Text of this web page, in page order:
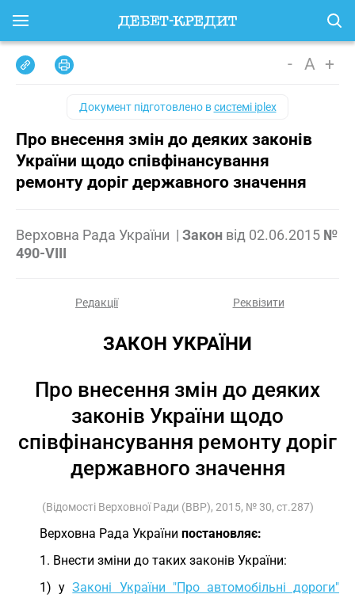
- A +
Документ підготовлено всистемі iplex
Про внесення змін до деяких законів
України щодо співфінансування
ремонту доріг державного значення
Верховна Рада України | Закон від 02.06.2015 №
490-VIII
Редакції Реквізити
ЗАКОН УКРАЇНИ
Про внесення змін до деяких
законів України щодо
співфінансування ремонту доріг
державного значення
(Відомості Верховної Ради (ВВР), 2015, № 30, ст.287)
Верховна Рада України постановляє:
1. Внести зміни до таких законів України:
1) уЗаконі України "Про автомобільні дороги"